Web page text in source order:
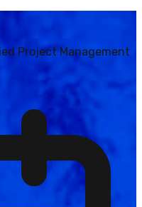
Project Management